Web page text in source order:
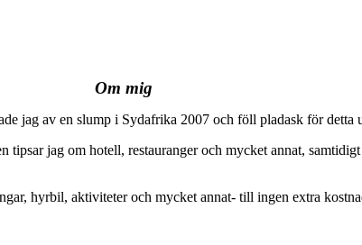
Om mig
jag av en slump i Sydafrika 2007 och föll pladask för detta
tipsar jag om hotell, restauranger och mycket annat,
hyrbil, aktiviteter och mycket annat- till ingen extra